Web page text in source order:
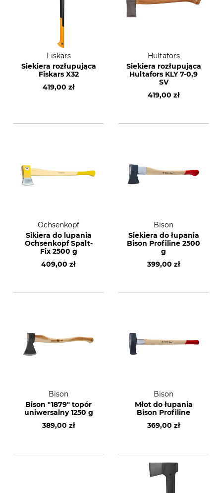
Fiskars
Siekiera rozłupująca
Fiskars X32
419,00 zł
Hultafors
Siekiera rozłupująca
Hultafors KLY 7-0,9
SV
419,00 zł
Ochsenkopf
Sikiera do lupania
Ochsenkopf Spalt-
Fix 2500 g
409,00 zł
Bison
Siekiera do łupania
Bison Profiline 2500
g
399,00 zł
Bison
Bison "1879" topór
uniwersalny 1250 g
389,00 zł
Bison
Młot do łupania
Bison Profiline
369,00 zł